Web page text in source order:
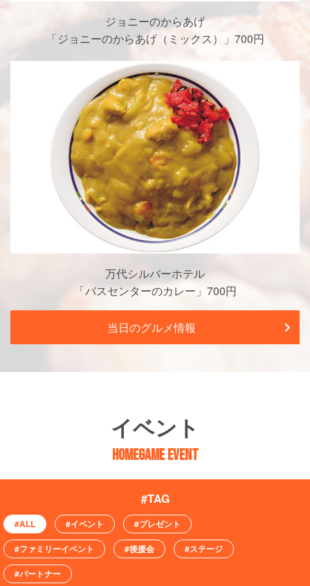
ジョニーのからあげ
「ジョニーのからあげ（ミックス）」700円
万代シルバーホテル
「バスセンターのカレー」700円
当日のグルメ情報
イベント
HOMEGAME EVENT
#ALL #イベント
#プレゼント
#ファミリーイベント
#後援会
#ステージ
#パートナー